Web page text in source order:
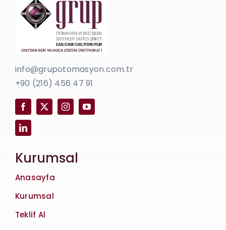
info@grupotomasyon.com.tr
+90 (216) 456 47 91
Kurumsal
Anasayfa
Kurumsal
Teklif Al